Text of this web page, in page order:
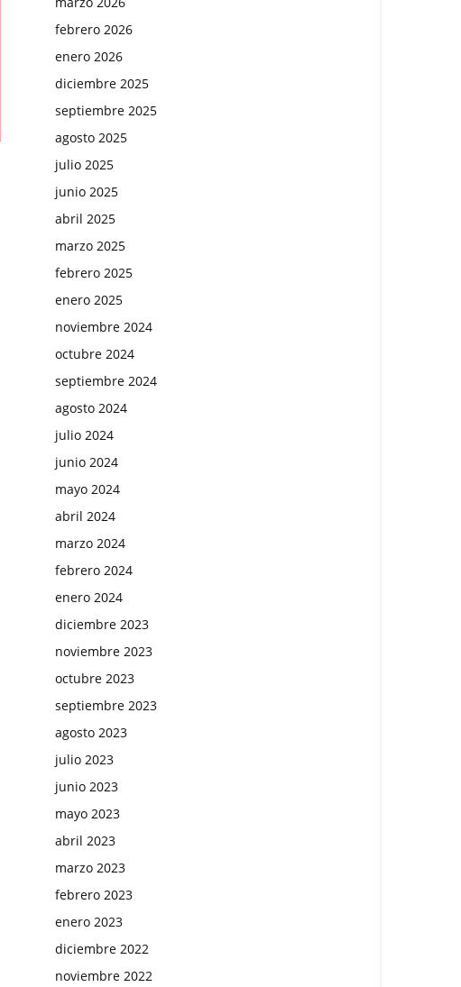
febrero 2026
enero 2026
diciembre 2025
septiembre 2025
agosto 2025
julio 2025
junio 2025
abril 2025
marzo 2025
febrero 2025
enero 2025
noviembre 2024
octubre 2024
septiembre 2024
agosto 2024
julio 2024
junio 2024
mayo 2024
abril 2024
marzo 2024
febrero 2024
enero 2024
diciembre 2023
noviembre 2023
octubre 2023
septiembre 2023
agosto 2023
julio 2023
junio 2023
mayo 2023
abril 2023
marzo 2023
febrero 2023
enero 2023
diciembre 2022
noviembre 2022